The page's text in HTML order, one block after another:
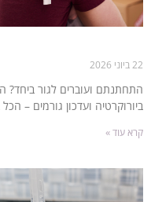
22 ביוני 2026
התחתנתם ועוברים לגור ביחד?
ביורוקרטיה ועדכון גורמים –
קרא עוד »